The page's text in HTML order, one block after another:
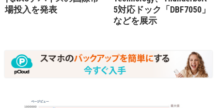
場投入を発表
5対応ドック「DBF7050」
などを展示